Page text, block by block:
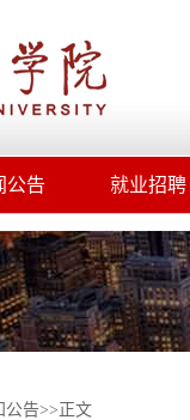
公告 就业招聘
公告>> 正文